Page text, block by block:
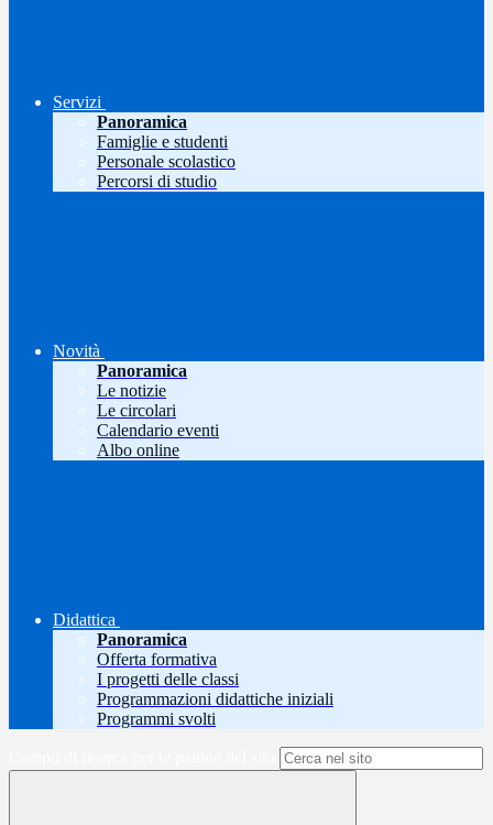
Servizi
Panoramica
Famiglie e studenti
Personale scolastico
Percorsi di studio
Novità
Panoramica
Le notizie
Le circolari
Calendario eventi
Albo online
Didattica
Panoramica
Offerta formativa
I progetti delle classi
Programmazioni didattiche iniziali
Programmi svolti